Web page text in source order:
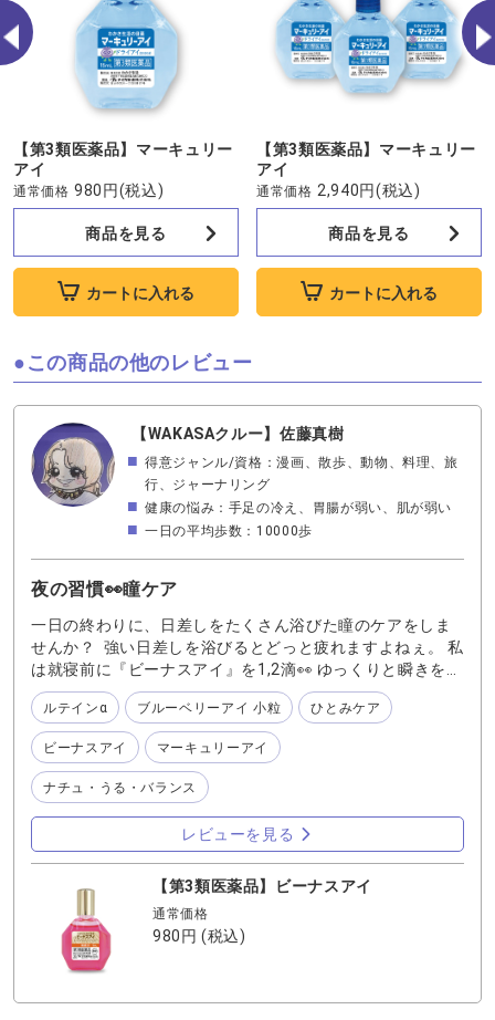
【第3類医薬品】マーキュリー
アイ
通常価格 980円(税込)
商品を見る
カートに入れる
【第3類医薬品】マーキュリー
アイ
通常価格 2,940円(税込)
商品を見る
カートに入れる
この商品の他のレビュー
【WAKASAクルー】佐藤真樹
得意ジャンル/資格：漫画、散歩、動物、料理、旅
行、ジャーナリング
健康の悩み：手足の冷え、胃腸が弱い、肌が弱い
一日の平均歩数：10000歩
夜の習慣👀瞳ケア
一日の終わりに、日差しをたくさん浴びた瞳のケアをしま
せんか？ 強い日差しを浴びるとどっと疲れますよねぇ。 私
は就寝前に『ビーナスアイ』を1,2滴👀 ゆっくりと瞬きをし
て、じんわりと拡がるのをゆっくり感じます。 トロンとし
た瞳を包むような感覚に癒されますよ💘 お休み前のルーテ
ィンに目の癒やしを取り入れてみませんか？ 心地よい習慣
は安眠スイッチになるかもですよ😘
ルテインα ブルーベリーアイ 小粒 ひとみケア
ビーナスアイ マーキュリーアイ
ナチュ・うる・バランス
レビューを見る
【第3類医薬品】ビーナスアイ
通常価格
980円(税込)